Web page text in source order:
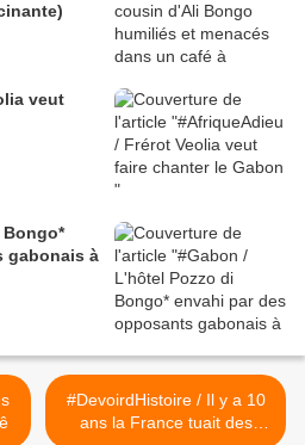
veut
Bongo*
gabonais à
#DevoirdHistoire / Il y a 10
ans la France tuait des